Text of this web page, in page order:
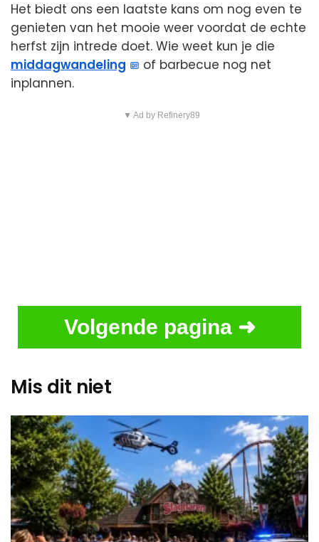
Het biedt ons een laatste kans om nog even te
genieten van het mooie weer voordat de echte
herfst zijn intrede doet. Wie weet kun je die
middagwandeling
of barbecue nog net
inplannen.
▼ Ad by Refinery89
Volgende pagina ➜
Mis dit niet